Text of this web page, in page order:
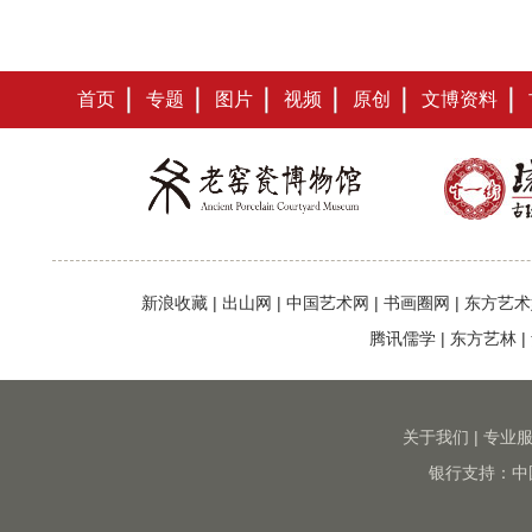
首页 专题 图片 视频 原创 文博资料
新浪收藏 | 出山网 | 中国艺术网 | 书画圈网 | 东方艺
腾讯儒学 | 东方艺林 |
关于我们 | 专业
银行支持：